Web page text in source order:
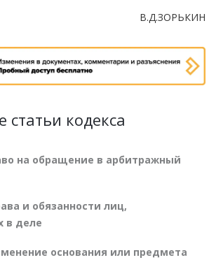
В.Д.ЗОРЬКИН
кодекса
на обращение в арбитражный
и обязанности лиц,
в деле
основания или предмета